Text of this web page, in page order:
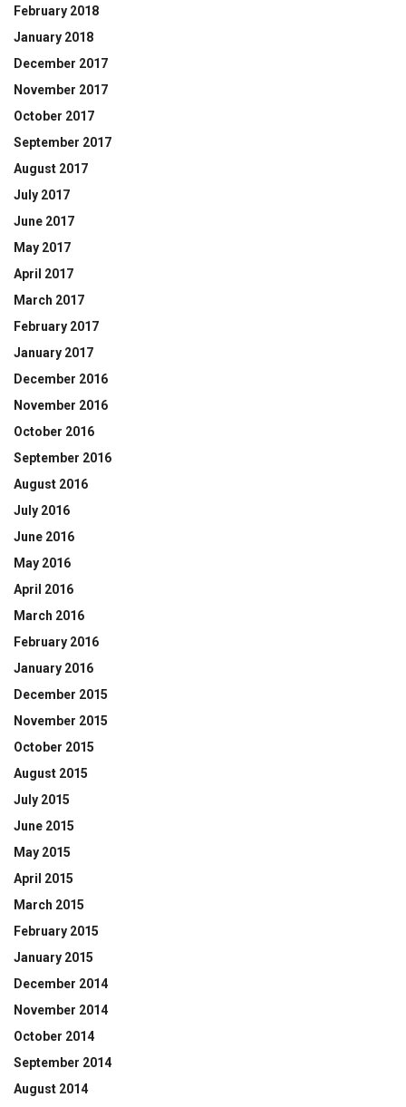
February 2018
January 2018
December 2017
November 2017
October 2017
September 2017
August 2017
July 2017
June 2017
May 2017
April 2017
March 2017
February 2017
January 2017
December 2016
November 2016
October 2016
September 2016
August 2016
July 2016
June 2016
May 2016
April 2016
March 2016
February 2016
January 2016
December 2015
November 2015
October 2015
August 2015
July 2015
June 2015
May 2015
April 2015
March 2015
February 2015
January 2015
December 2014
November 2014
October 2014
September 2014
August 2014